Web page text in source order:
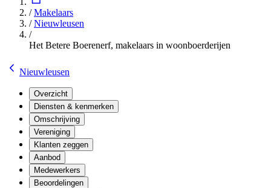
/Makelaars
/Nieuwleusen
/
Het Betere Boerenerf, makelaars in woonboerderijen
Nieuwleusen
Overzicht
Diensten & kenmerken
Omschrijving
Vereniging
Klanten zeggen
Aanbod
Medewerkers
Beoordelingen